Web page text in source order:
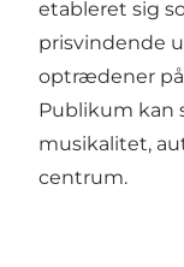
etableret sig
prisvindende
optrædener på
Publikum kan
musikalitet,
centrum.